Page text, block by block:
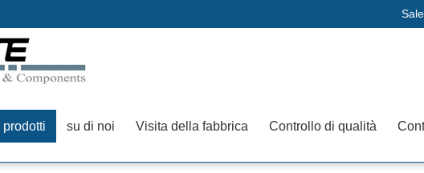
prodotti su di noi Visita della fabbrica Controllo di qualità